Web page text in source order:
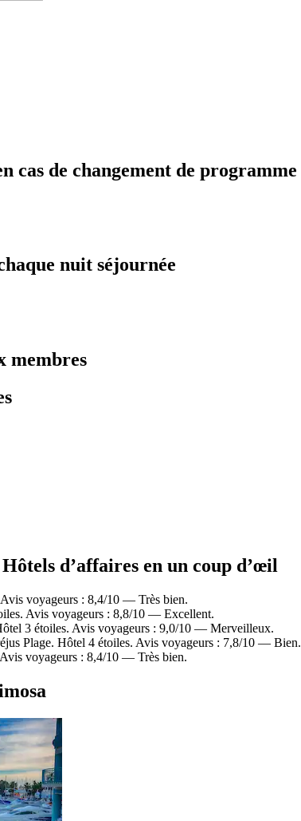
cas de changement de programme
nuit séjournée
membres
d’affaires en un coup d’œil
voyageurs : 8,4/10 — Très bien.
Avis voyageurs : 8,8/10 — Excellent.
3 étoiles. Avis voyageurs : 9,0/10 — Merveilleux.
Plage. Hôtel 4 étoiles. Avis voyageurs : 7,8/10 — Bien.
voyageurs : 8,4/10 — Très bien.